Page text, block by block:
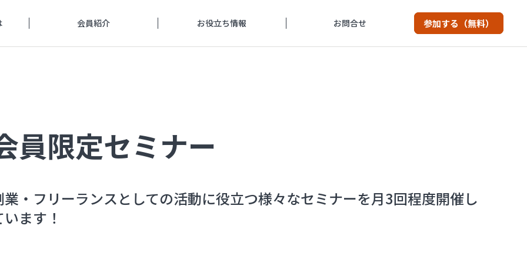
会員紹介 お役立ち情報 お問合せ 参加する（無料）
員限定セミナー
業・フリーランスとしての活動に役立つ様々なセミナーを月3回程度開催し
います！